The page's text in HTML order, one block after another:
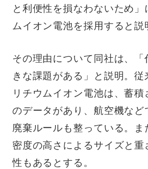
と利便性を損なわないため」
ムイオン電池を採用すると説
その理由について同社は、「
きな課題がある」と説明。
リチウムイオン電池は、蓄
のデータがあり、航空機など
廃棄ルールも整っている。ま
密度の高さによるサイズと重
性もあるとする。